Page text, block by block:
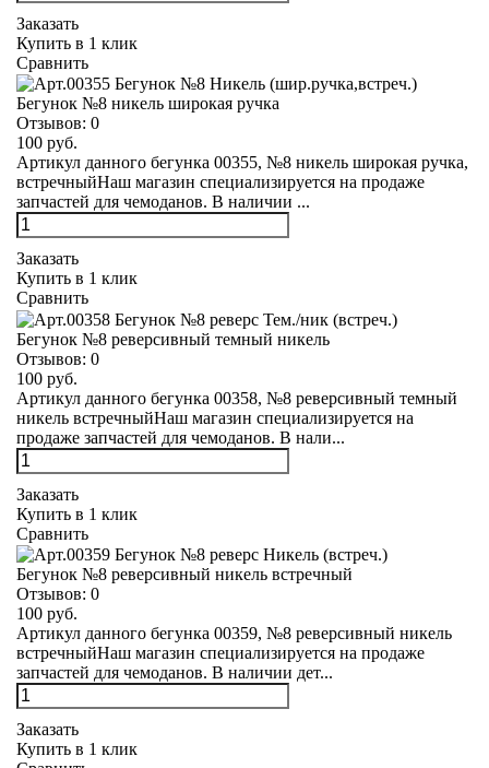
Заказать
Купить в 1 клик
Сравнить
Бегунок №8 никель широкая ручка
Отзывов: 0
100 руб.
Артикул данного бегунка 00355, №8 никель широкая ручка,
встречныйНаш магазин специализируется на продаже
запчастей для чемоданов. В наличии ...
Заказать
Купить в 1 клик
Сравнить
Бегунок №8 реверсивный темный никель
Отзывов: 0
100 руб.
Артикул данного бегунка 00358, №8 реверсивный темный
никель встречныйНаш магазин специализируется на
продаже запчастей для чемоданов. В нали...
Заказать
Купить в 1 клик
Сравнить
Бегунок №8 реверсивный никель встречный
Отзывов: 0
100 руб.
Артикул данного бегунка 00359, №8 реверсивный никель
встречныйНаш магазин специализируется на продаже
запчастей для чемоданов. В наличии дет...
Заказать
Купить в 1 клик